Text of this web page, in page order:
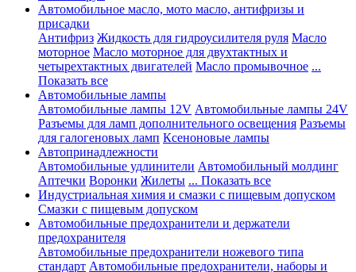
Автомобильное масло, мото масло, антифризы и
присадки
Антифриз Жидкость для гидроусилителя руля Масло
моторное Масло моторное для двухтактных и
четырехтактных двигателей Масло промывочное ...
Показать все
Автомобильные лампы
Автомобильные лампы 12V Автомобильные лампы 24V
Разъемы для ламп дополнительного освещения Разъемы
для галогеновых ламп Ксеноновые лампы
Автопринадлежности
Автомобильные удлинители Автомобильный молдинг
Аптечки Воронки Жилеты ... Показать все
Индустриальная химия и смазки с пищевым допуском
Смазки с пищевым допуском
Автомобильные предохранители и держатели
предохранителя
Автомобильные предохранители ножевого типа
стандарт Автомобильные предохранители, наборы и